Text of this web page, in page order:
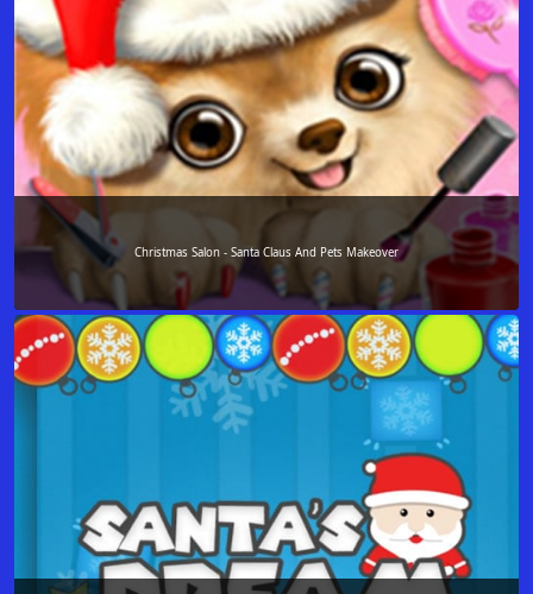
Christmas Salon - Santa Claus And Pets Makeover